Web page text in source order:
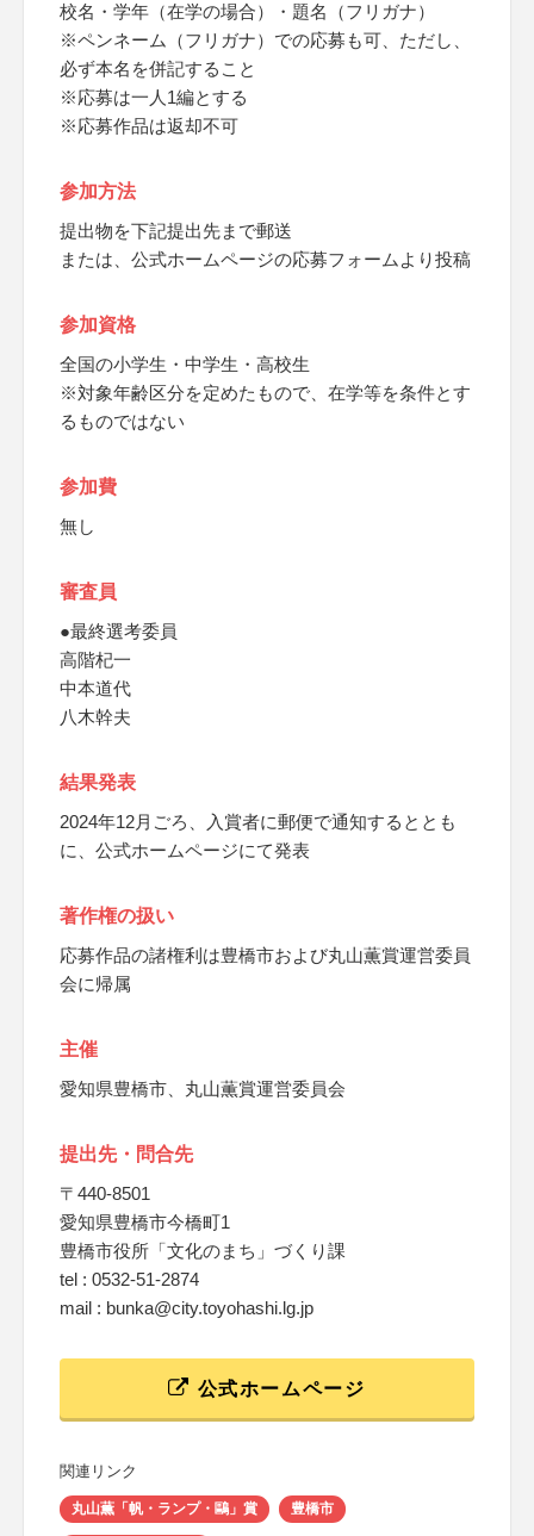
校名・学年（在学の場合）・題名（フリガナ）
※ペンネーム（フリガナ）での応募も可、ただし、
必ず本名を併記すること
※応募は一人1編とする
※応募作品は返却不可
参加方法
提出物を下記提出先まで郵送
または、公式ホームページの応募フォームより投稿
参加資格
全国の小学生・中学生・高校生
※対象年齢区分を定めたもので、在学等を条件とす
るものではない
参加費
無し
審査員
●最終選考委員
高階杞一
中本道代
八木幹夫
結果発表
2024年12月ごろ、入賞者に郵便で通知するととも
に、公式ホームページにて発表
著作権の扱い
応募作品の諸権利は豊橋市および丸山薫賞運営委員
会に帰属
主催
愛知県豊橋市、丸山薫賞運営委員会
提出先・問合先
〒440-8501
愛知県豊橋市今橋町1
豊橋市役所「文化のまち」づくり課
tel : 0532-51-2874
mail : bunka@city.toyohashi.lg.jp
公式ホームページ
関連リンク
丸山薫「帆・ランプ・鷗」賞 豊橋市